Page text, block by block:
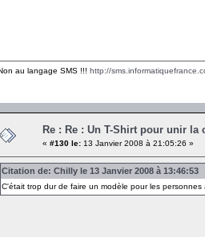
au langage SMS !!! http://
Re : Re : Un T-Shirt pour unir la
« #130 le: 13 Janvier 2008 à 21:05:26 »
Citation de: Chilly le 13 Janvier 2008 à 13:46:53
C'était trop dur de faire un modèle pour les